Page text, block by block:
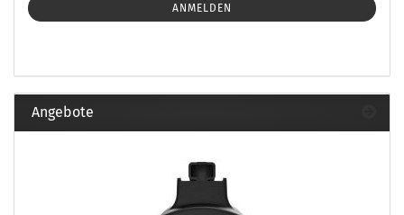
ANMELDEN
Angebote